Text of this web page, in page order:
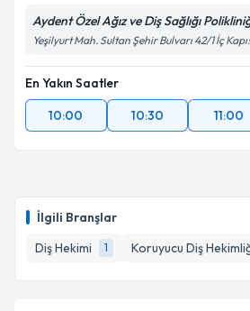
İlgili Branşlar
Diş Hekimi
1 Koruyucu Diş
Aydent Özel Ağız ve Diş Sağlığı
Yeşilyurt Mah. Sultan Şehir Bulvarı 42/1 İç Kapı:
En Yakın Saatler
10:00
10:30 11:00